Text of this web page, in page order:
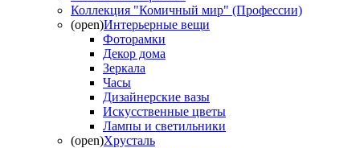
Коллекция "Комичный мир" (Профессии)
(open)Интерьерные вещи
Фоторамки
Декор дома
Зеркала
Часы
Дизайнерские вазы
Искусственные цветы
Лампы и светильники
(open)Хрусталь